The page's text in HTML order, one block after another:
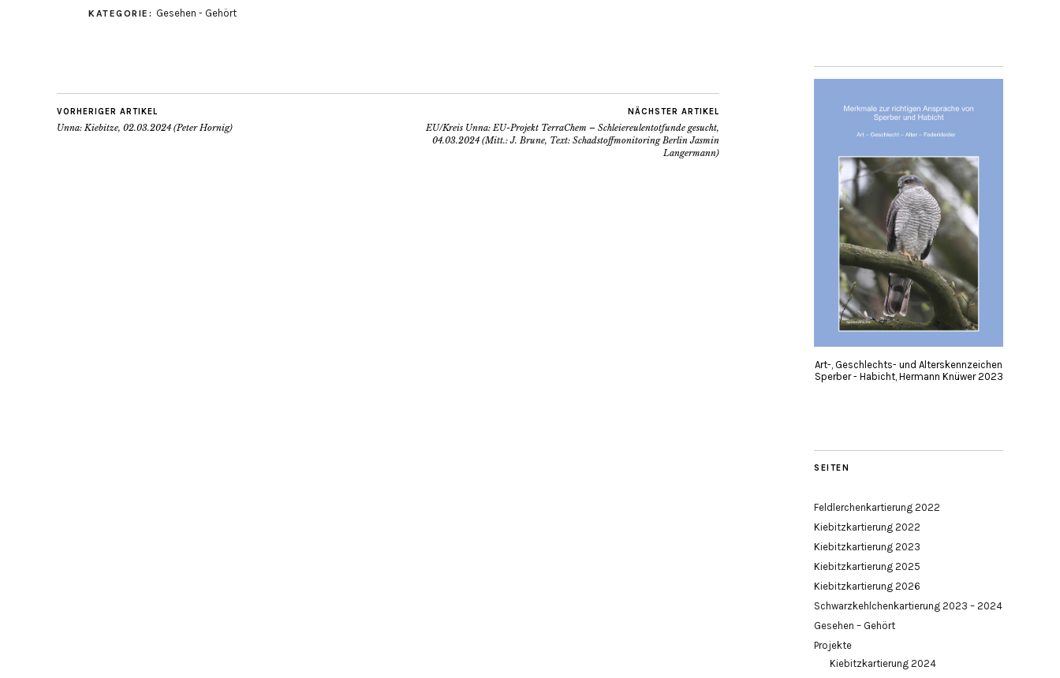
KATEGORIE: Gesehen - Gehört
VORHERIGER ARTIKEL
Unna: Kiebitze, 02.03.2024 (Peter Hornig)
NÄCHSTER ARTIKEL
EU/Kreis Unna: EU-Projekt TerraChem – Schleiereulentotfunde gesucht,
04.03.2024 (Mitt.: J. Brune, Text: Schadstoffmonitoring Berlin Jasmin
Langermann)
Art-, Geschlechts- und Alterskennzeichen
Sperber - Habicht, Hermann Knüwer 2023
SEITEN
Feldlerchenkartierung 2022
Kiebitzkartierung 2022
Kiebitzkartierung 2023
Kiebitzkartierung 2025
Kiebitzkartierung 2026
Schwarzkehlchenkartierung 2023 – 2024
Gesehen – Gehört
Projekte
Kiebitzkartierung 2024